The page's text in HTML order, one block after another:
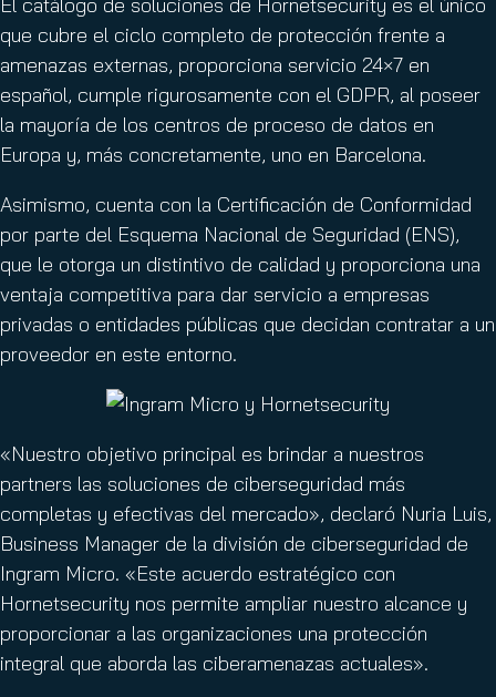
que cubre el ciclo completo de protección frente a
amenazas externas, proporciona servicio 24×7 en
español, cumple rigurosamente con el GDPR, al poseer
la mayoría de los centros de proceso de datos en
Europa y, más concretamente, uno en Barcelona.
Asimismo, cuenta con la Certificación de Conformidad
por parte del Esquema Nacional de Seguridad (ENS),
que le otorga un distintivo de calidad y proporciona una
ventaja competitiva para dar servicio a empresas
privadas o entidades públicas que decidan contratar a un
proveedor en este entorno.
«Nuestro objetivo principal es brindar a nuestros
partners las soluciones de ciberseguridad más
completas y efectivas del mercado», declaró Nuria Luis,
Business Manager de la división de ciberseguridad de
Ingram Micro. «Este acuerdo estratégico con
Hornetsecurity nos permite ampliar nuestro alcance y
proporcionar a las organizaciones una protección
integral que aborda las ciberamenazas actuales».